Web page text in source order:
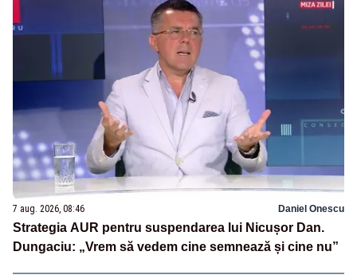
7 aug. 2026, 08:46 Daniel Onescu
Strategia AUR pentru suspendarea lui Nicușor Dan.
Dungaciu: „Vrem să vedem cine semnează și cine nu”